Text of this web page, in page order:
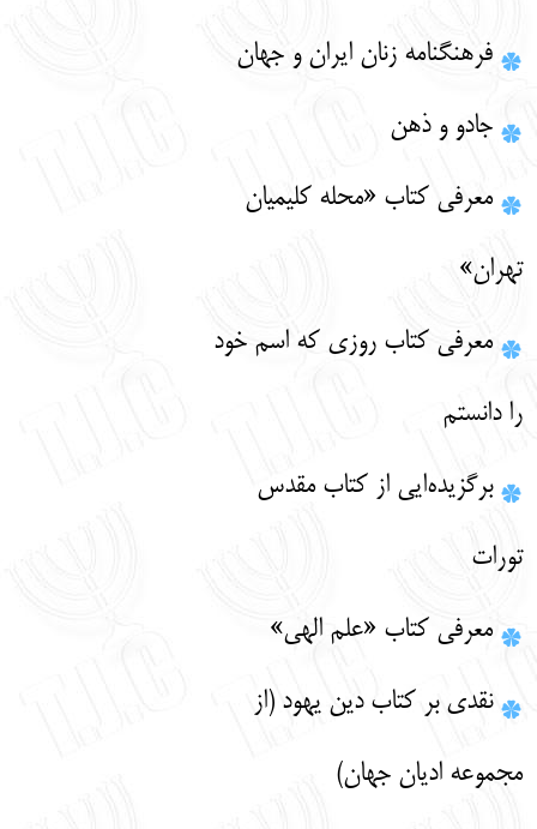
نقدی بر کتاب دین یهود (از
مجموعه ادیان جهان)
معرفی کتاب «علم الهی»
برگزیده‌ایی از کتاب مقدس
تورات
معرفی کتاب روزی که اسم خود
را دانستم
معرفی کتاب «محله کلیمیان
تهران»
جادو و ذهن
فرهنگنامه زنان ایران و جهان